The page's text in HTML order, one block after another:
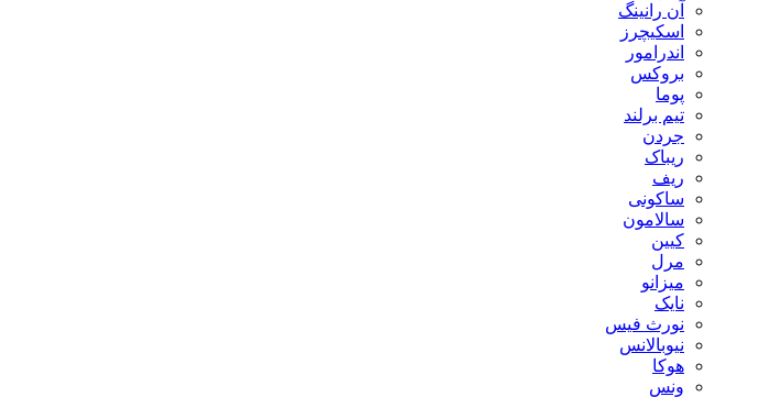
آن رانینگ
اسکیچرز
اندرامور
بروکس
پوما
تیم برلند
جردن
ریباک
ریف
ساکونی
سالامون
کیین
مرل
میزانو
نایک
نورث فیس
نیوبالانس
هوکا
ونس